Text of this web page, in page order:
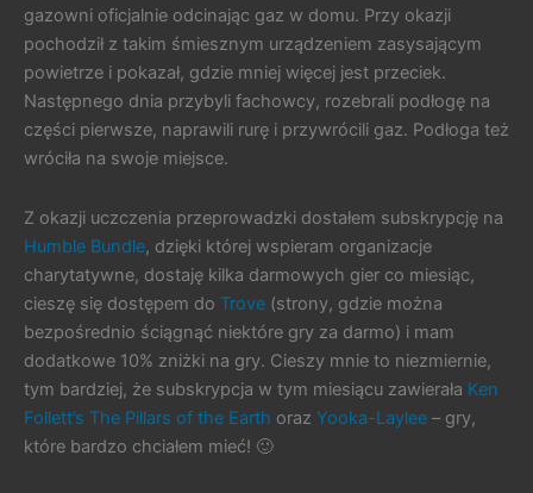
gazowni oficjalnie odcinając gaz w domu. Przy okazji
pochodził z takim śmiesznym urządzeniem zasysającym
powietrze i pokazał, gdzie mniej więcej jest przeciek.
Następnego dnia przybyli fachowcy, rozebrali podłogę na
części pierwsze, naprawili rurę i przywrócili gaz. Podłoga też
wróciła na swoje miejsce.
Z okazji uczczenia przeprowadzki dostałem subskrypcję na
Humble Bundle, dzięki której wspieram organizacje
charytatywne, dostaję kilka darmowych gier co miesiąc,
cieszę się dostępem do Trove (strony, gdzie można
bezpośrednio ściągnąć niektóre gry za darmo) i mam
dodatkowe 10% zniżki na gry. Cieszy mnie to niezmiernie,
tym bardziej, że subskrypcja w tym miesiącu zawierała Ken
Follett’s The Pillars of the Earth oraz Yooka-Laylee – gry,
które bardzo chciałem mieć! 🙂